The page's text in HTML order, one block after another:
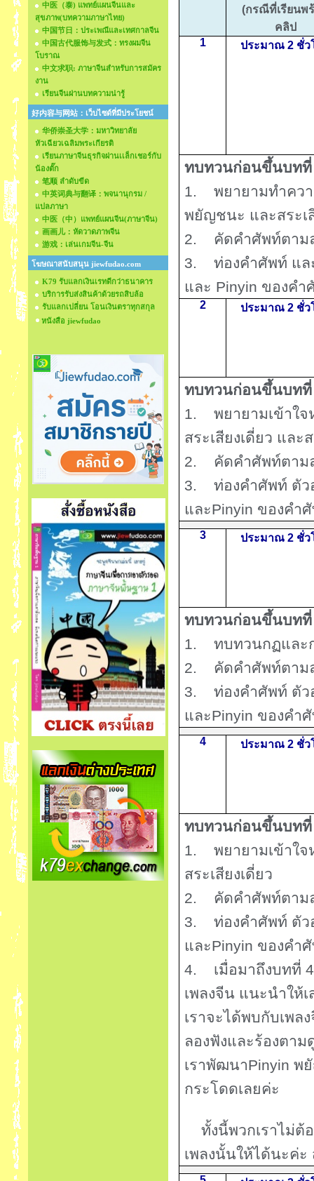
中医（泰) แพทย์แผนจีนและ
สุขภาพ(บทความภาษาไทย)
中国节日：ประเพณีและเทศกาลจีน
中国古代服饰与发式：ทรงผมจีน
โบราณ
中文求职: ภาษาจีนสำหรับการสมัคร
งาน
เรียนจีนผ่านบทความน่ารู้
好内容与网站：เว็บไซด์ที่มีประโยชน์
华侨崇圣大学：มหาวิทยาลัย
หัวเฉียวเฉลิมพระเกียรติ
เรียนภาษาจีนธุรกิจผ่านเเล็กเชอร์กับ
น้องตั๊ก
笔顺 ลำดับขีด
中英词典与翻译：พจนานุกรม /
แปลภาษา
中医（中）แพทย์แผนจีน(ภาษาจีน)
画画儿：หัดวาดภาพจีน
游戏：เล่นเกมจีน-จีน
โฆษณาสนับสนุน jiewfudao.com
K79 รับแลกเงินเรทดีกว่าธนาคาร
บริการรับส่งสินค้าด้วยรถสิบล้อ
รับแลกเปลี่ยน โอนเงินตราทุกสกุล
หนังสือ jiewfudao
(กรณีที่เรียนพ
คลิป
1
ประมาณ 2 ชั่ว
ทบทวนก่อนขึ้นบท
1.
พยายามทำคว
พยัญชนะ และสระเ
2.
คัดคำศัพท์ตาม
3.
ท่องคำศัพท์ แ
และ Pinyin ของคำ
2 ประมาณ 2 ชั่ว
ทบทวนก่อนขึ้นบท
1.
พยายามเข้าใ
สระเสียงเดี่ยว และ
2.
คัดคำศัพท์ตาม
3.
ท่องคำศัพท์ ตั
และPinyin ของคำ
3 ประมาณ 2 ชั่ว
ทบทวนก่อนขึ้นบท
1.
ทบทวนกฏแล
2.
คัดคำศัพท์ตาม
3.
ท่องคำศัพท์ ตั
และPinyin ของคำ
4 ประมาณ 2 ชั่ว
ทบทวนก่อนขึ้นบท
1.
พยายามเข้าใ
สระเสียงเดี่ยว
2.
คัดคำศัพท์ตาม
3.
ท่องคำศัพท์ ตั
และPinyin ของคำ
4.
เมื่อมาถึงบทที่
เพลงจีน แนะนำให้
เราจะได้พบกับเพล
ลองฟังและร้องตาม
เราพัฒนาPinyinพ
กระโดดเลยค่ะ
ทั้งนี้พวกเราไม่ต้
เพลงนั้นให้ได้นะค่